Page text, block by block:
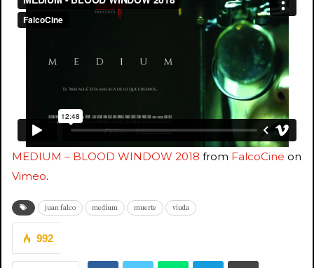
MEDIUM – BLOOD WINDOW 2018 from FalcoCine on
Vimeo.
juan falco medium muerte viuda
992